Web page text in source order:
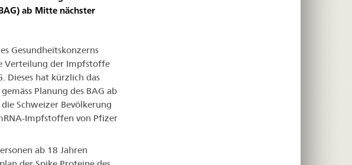
ab Mitte nächster
Gesundheitskonzerns
Verteilung der Impfstoffe
Dieses hat kürzlich das
Planung des BAG ab
Schweizer Bevölkerung
Impfstoffen von Pfizer
ab 18 Jahren